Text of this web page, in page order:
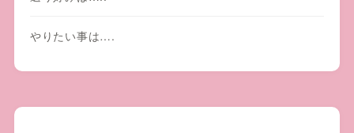
やりたい事は….